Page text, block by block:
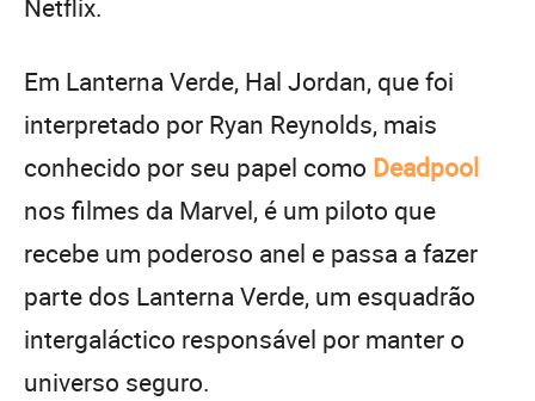
Netflix.
Em Lanterna Verde, Hal Jordan, que foi
interpretado por Ryan Reynolds, mais
conhecido por seu papel como Deadpool
nos filmes da Marvel, é um piloto que
recebe um poderoso anel e passa a fazer
parte dos Lanterna Verde, um esquadrão
intergaláctico responsável por manter o
universo seguro.